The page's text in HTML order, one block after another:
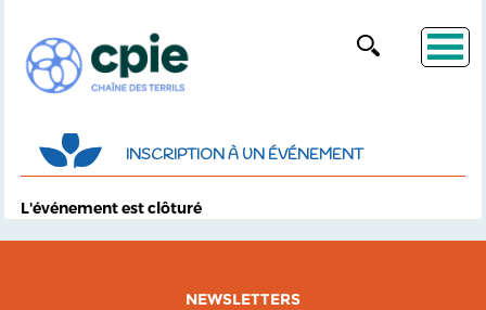
INSCRIPTION À UN ÉVÉNEMENT
L'événement est clôturé
NEWSLETTERS